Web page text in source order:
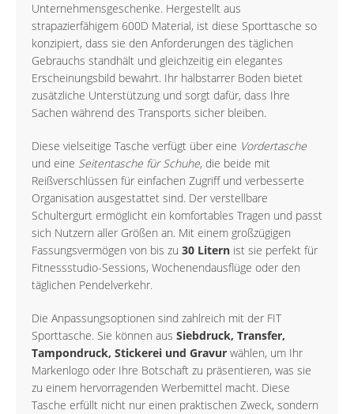
Unternehmensgeschenke. Hergestellt aus
strapazierfähigem 600D Material, ist diese Sporttasche so
konzipiert, dass sie den Anforderungen des täglichen
Gebrauchs standhält und gleichzeitig ein elegantes
Erscheinungsbild bewahrt. Ihr halbstarrer Boden bietet
zusätzliche Unterstützung und sorgt dafür, dass Ihre
Sachen während des Transports sicher bleiben.
Diese vielseitige Tasche verfügt über eine Vordertasche
und eine Seitentasche für Schuhe, die beide mit
Reißverschlüssen für einfachen Zugriff und verbesserte
Organisation ausgestattet sind. Der verstellbare
Schultergurt ermöglicht ein komfortables Tragen und passt
sich Nutzern aller Größen an. Mit einem großzügigen
Fassungsvermögen von bis zu 30 Litern ist sie perfekt für
Fitnessstudio-Sessions, Wochenendausflüge oder den
täglichen Pendelverkehr.
Die Anpassungsoptionen sind zahlreich mit der FIT
Sporttasche. Sie können aus Siebdruck, Transfer,
Tampondruck, Stickerei und Gravur wählen, um Ihr
Markenlogo oder Ihre Botschaft zu präsentieren, was sie
zu einem hervorragenden Werbemittel macht. Diese
Tasche erfüllt nicht nur einen praktischen Zweck, sondern